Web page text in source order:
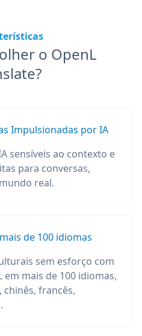
o OpenL
Impulsionadas por IA
sensíveis ao contexto e
para conversas,
real.
de 100 idiomas
sem esforço com
mais de 100 idiomas,
chinês, francês,